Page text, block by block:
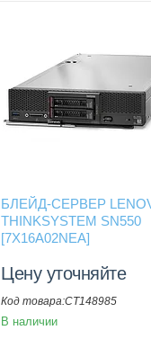
БЛЕЙД-СЕРВЕР
THINKSYSTEM SN550
[7X16A02NEA]
Цену уточняйте
CT148985
В наличии